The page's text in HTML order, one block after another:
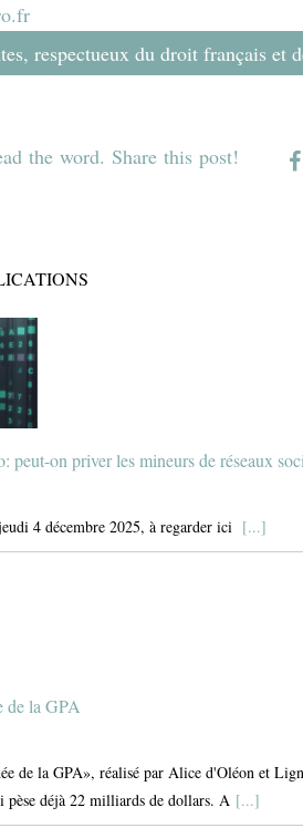
respectueux du droit français et
the word. Share this post!
peut-on priver les mineurs de réseaux
4 décembre 2025, à regarder ici [...]
de la GPA
de la GPA», réalisé par Alice d'Oléon et
pèse déjà 22 milliards de dollars. A [...]